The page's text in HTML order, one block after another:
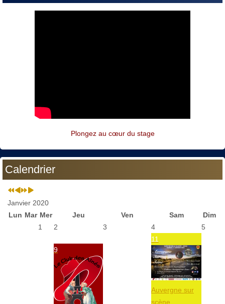
Plongez au cœur du stage
Calendrier
Janvier 2020
Lun Mar Mer Jeu Ven Sam
Dim
1
2 3 4 5
9
11
Auvergne sur
scène